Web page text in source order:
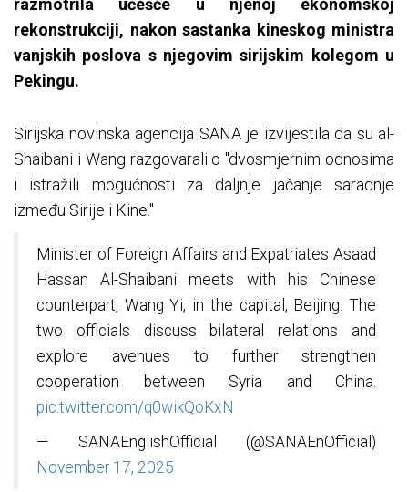
razmotrila učešće u njenoj ekonomskoj
rekonstrukciji, nakon sastanka kineskog ministra
vanjskih poslova s njegovim sirijskim kolegom u
Pekingu.
Sirijska novinska agencija SANA je izvijestila da su al-
Shaibani i Wang razgovarali o "dvosmjernim odnosima
i istražili mogućnosti za daljnje jačanje saradnje
između Sirije i Kine."
Minister of Foreign Affairs and Expatriates Asaad
Hassan Al-Shaibani meets with his Chinese
counterpart, Wang Yi, in the capital, Beijing. The
two officials discuss bilateral relations and
explore avenues to further strengthen
cooperation between Syria and China.
pic.twitter.com/q0wikQoKxN
— SANAEnglishOfficial (@SANAEnOfficial)
November 17, 2025